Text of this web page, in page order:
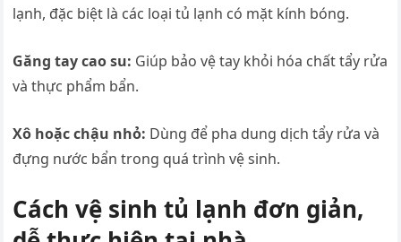
lạnh, đặc biệt là các loại tủ lạnh có mặt kính bóng.
Găng tay cao su: Giúp bảo vệ tay khỏi hóa chất tẩy rửa
và thực phẩm bẩn.
Xô hoặc chậu nhỏ: Dùng để pha dung dịch tẩy rửa và
đựng nước bẩn trong quá trình vệ sinh.
Cách vệ sinh tủ lạnh đơn giản,